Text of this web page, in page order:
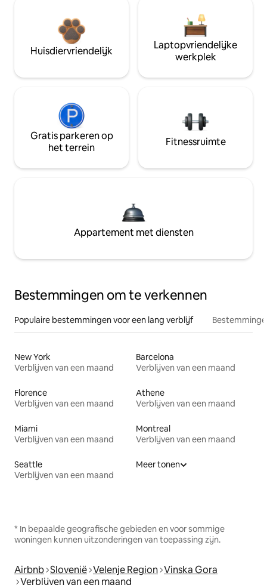
Huisdiervriendelijk
Laptopvriendelijke
werkplek
Gratis parkeren op
het terrein
Fitnessruimte
Appartement met diensten
Bestemmingen om te verkennen
Populaire bestemmingen voor een lang verblijf
New York
Verblijven van een maand
Barcelona
Verblijven van een maand
Florence
Verblijven van een maand
Athene
Verblijven van een maand
Miami
Verblijven van een maand
Montreal
Verblijven van een maand
Seattle
Verblijven van een maand
Meer tonen
* In bepaalde geografische gebieden en voor sommige
woningen kunnen uitzonderingen van toepassing zijn.
Airbnb Slovenië Velenje Region Vinska Gora
Verblijven van een maand